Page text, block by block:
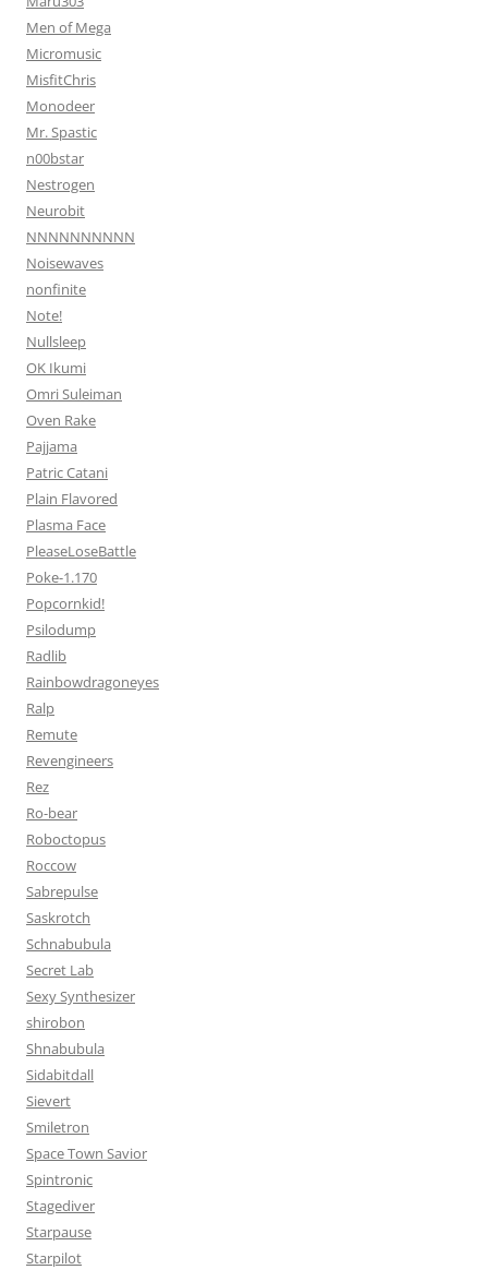
Men of Mega
Micromusic
MisfitChris
Monodeer
Mr. Spastic
n00bstar
Nestrogen
Neurobit
NNNNNNNNNN
Noisewaves
nonfinite
Note!
Nullsleep
OK Ikumi
Omri Suleiman
Oven Rake
Pajjama
Patric Catani
Plain Flavored
Plasma Face
PleaseLoseBattle
Poke-1.170
Popcornkid!
Psilodump
Radlib
Rainbowdragoneyes
Ralp
Remute
Revengineers
Rez
Ro-bear
Roboctopus
Roccow
Sabrepulse
Saskrotch
Schnabubula
Secret Lab
Sexy Synthesizer
shirobon
Shnabubula
Sidabitdall
Sievert
Smiletron
Space Town Savior
Spintronic
Stagediver
Starpause
Starpilot